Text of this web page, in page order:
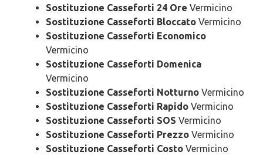
Sostituzione Casseforti 24 Ore Vermicino
Sostituzione Casseforti Bloccato Vermicino
Sostituzione Casseforti Economico
Vermicino
Sostituzione Casseforti Domenica
Vermicino
Sostituzione Casseforti Notturno Vermicino
Sostituzione Casseforti Rapido Vermicino
Sostituzione Casseforti SOS Vermicino
Sostituzione Casseforti Prezzo Vermicino
Sostituzione Casseforti Costo Vermicino